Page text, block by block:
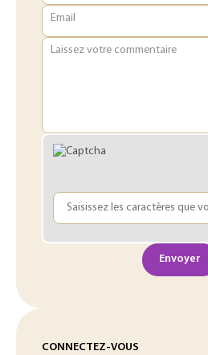
Email
Laissez votre commentaire
Envoyer
CONNECTEZ-VOUS